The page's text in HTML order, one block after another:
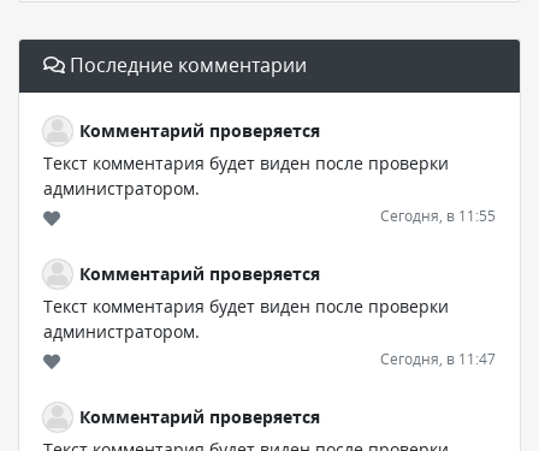
Последние комментарии
Комментарий проверяется
Текст комментария будет виден после проверки
администратором.
Сегодня, в 11:55
Комментарий проверяется
Текст комментария будет виден после проверки
администратором.
Сегодня, в 11:47
Комментарий проверяется